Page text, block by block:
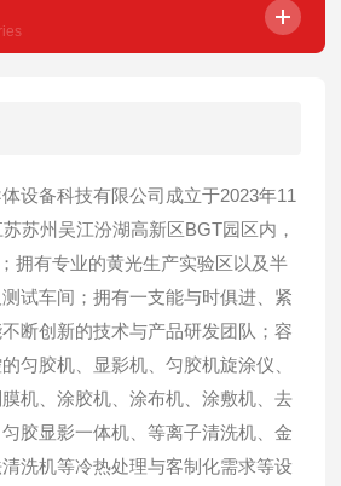
备科技有限公司成立于2023年11
苏州吴江汾湖高新区BGT园区内，
拥有专业的黄光生产实验区以及半
试车间；拥有一支能与时俱进、紧
断创新的技术与产品研发团队；容
匀胶机、显影机、匀胶机旋涂仪、
机、涂胶机、涂布机、涂敷机、去
胶显影一体机、等离子清洗机、金
洗机等冷热处理与客制化需求等设